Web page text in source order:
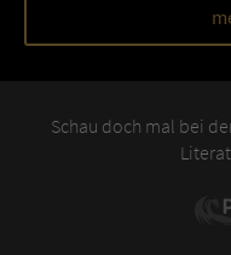
Schau doch mal bei